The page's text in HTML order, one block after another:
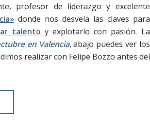
profesor de liderazgo y excelente
donde nos desvela las claves para
talento y explotarlo con pasión. La
en Valencia, abajo puedes ver los
realizar con Felipe Bozzo antes del